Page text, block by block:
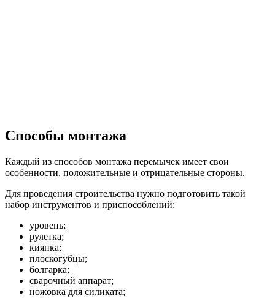
Способы монтажа
Каждый из способов монтажа перемычек имеет свои
особенности, положительные и отрицательные стороны.
Для проведения строительства нужно подготовить такой
набор инструментов и приспособлений:
уровень;
рулетка;
киянка;
плоскогубцы;
болгарка;
сварочный аппарат;
ножовка для силиката;